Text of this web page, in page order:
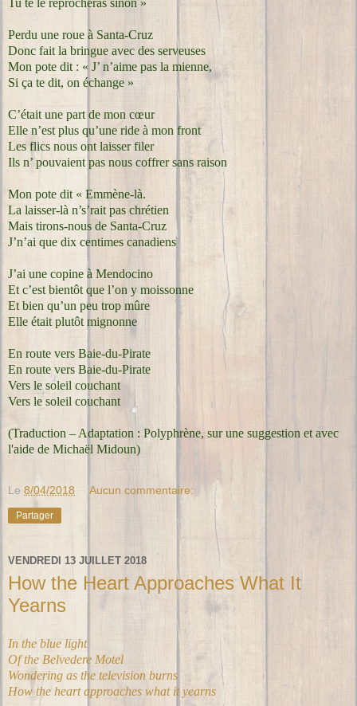
Perdu une roue à Santa-Cruz
Donc fait la bringue avec des serveuses
Mon pote dit : « J’ n’aime pas la mienne,
Si ça te dit, on échange »
C’était une part de mon cœur
Elle n’est plus qu’une ride à mon front
Les flics nous ont laisser filer
Ils n’ pouvaient pas nous coffrer sans raison
Mon pote dit « Emmène-là.
La laisser-là n’s’rait pas chrétien
Mais tirons-nous de Santa-Cruz
J’n’ai que dix centimes canadiens
J’ai une copine à Mendocino
Et c’est bientôt que l’on y moissonne
Et bien qu’un peu trop mûre
Elle était plutôt mignonne
En route vers Baie-du-Pirate
En route vers Baie-du-Pirate
Vers le soleil couchant
Vers le soleil couchant
(Traduction – Adaptation : Polyphrène, sur une suggestion et avec
l'aide de Michaël Midoun)
Le 8/04/2018 Aucun commentaire:
Partager
VENDREDI 13 JUILLET 2018
How the Heart Approaches What It
Yearns
In the blue light
Of the Belvedere Motel
Wondering as the television burns
How the heart approaches what it yearns